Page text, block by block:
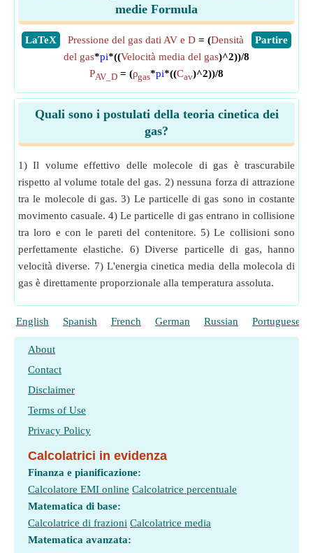
medie Formula
​LaTeX ​Partire
Pressione del gas dati AV e D = (Densità
del gas*pi*((Velocità media del gas)^2))/8
PAV_D = (ρgas*pi*((Cav)^2))/8
Quali sono i postulati della teoria cinetica dei
gas?
1) Il volume effettivo delle molecole di gas è trascurabile
rispetto al volume totale del gas. 2) nessuna forza di attrazione
tra le molecole di gas. 3) Le particelle di gas sono in costante
movimento casuale. 4) Le particelle di gas entrano in collisione
tra loro e con le pareti del contenitore. 5) Le collisioni sono
perfettamente elastiche. 6) Diverse particelle di gas, hanno
velocità diverse. 7) L'energia cinetica media della molecola di
gas è direttamente proporzionale alla temperatura assoluta.
English Spanish French German Russian Portuguese
About
Contact
Disclaimer
Terms of Use
Privacy Policy
Calcolatrici in evidenza
Finanza e pianificazione:
Calcolatore EMI online Calcolatrice percentuale
Matematica di base:
Calcolatrice di frazioni Calcolatrice media
Matematica avanzata: